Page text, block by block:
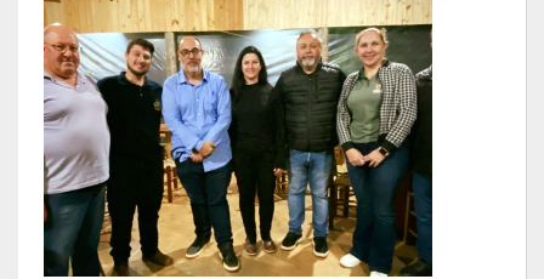
Escola Municipal De Ensino Fundamental João Alfredo Sachser
Escola Municipal De Ensino Fundamental Osvaldo Cruz
Agricultura
Fazenda
Obras e Viação